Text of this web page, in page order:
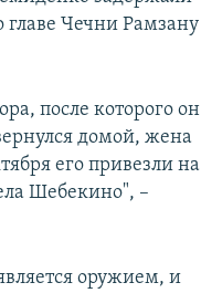
Чечни Рамзану
после которого он
домой, жена
его привезли на
Шебекино", –
оружием, и